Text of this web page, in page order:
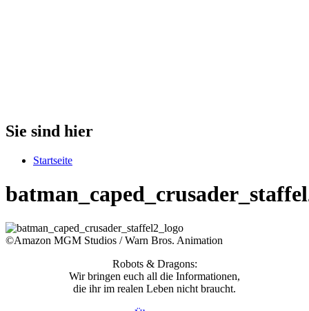
Sie sind hier
Startseite
©Amazon MGM Studios / Warn Bros. Animation
Robots & Dragons:
Wir bringen euch all die Informationen,
die ihr im realen Leben nicht braucht.